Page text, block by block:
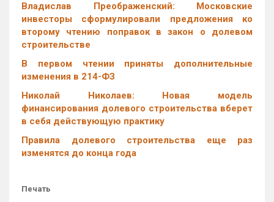
Владислав Преображенский: Московские
инвесторы сформулировали предложения ко
второму чтению поправок в закон о долевом
строительстве
В первом чтении приняты дополнительные
изменения в 214-ФЗ
Николай Николаев: Новая модель
финансирования долевого строительства вберет
в себя действующую практику
Правила долевого строительства еще раз
изменятся до конца года
Печать